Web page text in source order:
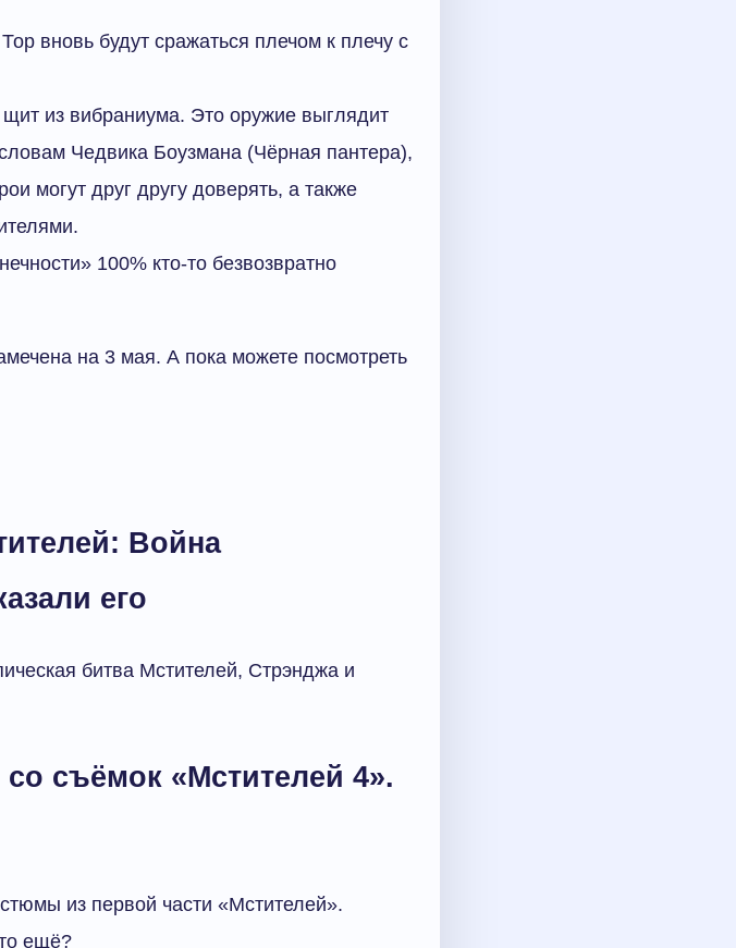
вновь будут сражаться плечом к плечу с
из вибраниума. Это оружие выглядит
Чедвика Боузмана (Чёрная пантера),
могут друг другу доверять, а также
100% кто-то безвозвратно
на 3 мая. А пока можете посмотреть
Война
его
битва Мстителей, Стрэнджа и
съёмок «Мстителей 4».
из первой части «Мстителей».
ещё?